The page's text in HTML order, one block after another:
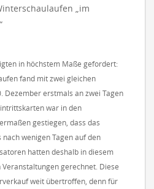
„im
in höchstem Maße gefordert:
fand mit zwei gleichen
Dezember erstmals an zwei Tagen
war in den
gestiegen, dass das
wenigen Tagen auf den
hatten deshalb in diesem
gerechnet. Diese
weit übertroffen, denn für